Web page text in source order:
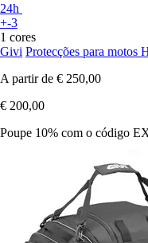
24h
+-3
1 cores
Givi Protecções para motos
A partir de € 250,00
€ 200,00
Poupe 10% com o código